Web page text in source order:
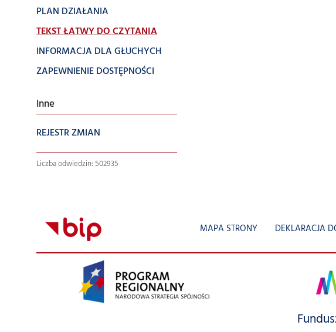
PLAN DZIAŁANIA
TEKST ŁATWY DO CZYTANIA
INFORMACJA DLA GŁUCHYCH
ZAPEWNIENIE DOSTĘPNOŚCI
Inne
REJESTR ZMIAN
Liczba odwiedzin: 502935
MAPA STRONY DEKLARACJA